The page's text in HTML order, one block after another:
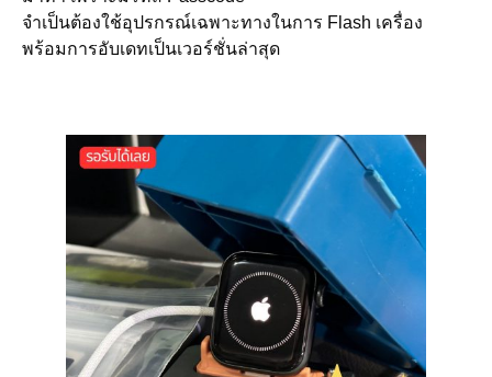
จำเป็นต้องใช้อุปรกรณ์เฉพาะทางในการ Flash เครื่อง
พร้อมการอับเดทเป็นเวอร์ชั่นล่าสุด